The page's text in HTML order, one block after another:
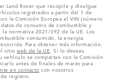
Land Rover que recopile y divulgue
registrados a partir del 1 de
la Comisión Europea el VIN (número
de consumo de combustible y
normativa 2021/392 de la UE. Los
consumido, la energía
Para obtener más información,
sitio web de la UE . Si lo deseas,
vehículo se compartan con la Comisión
antes de finales de marzo para
en contacto con nosotros
registro.